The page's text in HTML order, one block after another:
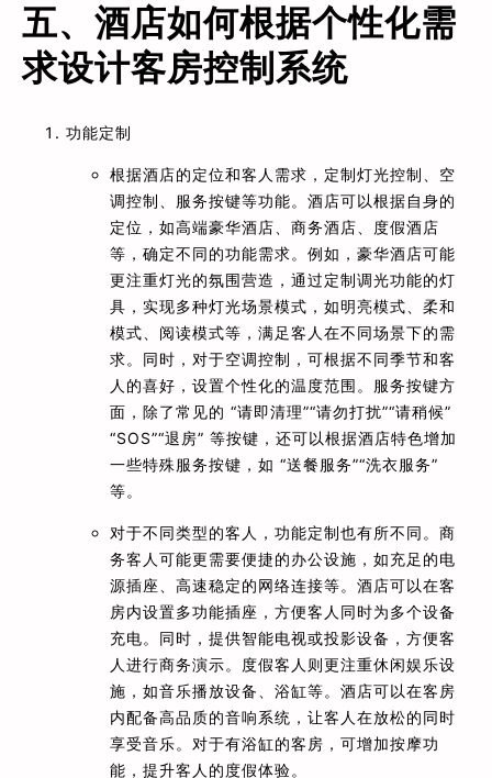
五、酒店如何根据个性化需
求设计客房控制系统
功能定制
根据酒店的定位和客人需求，定制灯光控制、空
调控制、服务按键等功能。酒店可以根据自身的
定位，如高端豪华酒店、商务酒店、度假酒店
等，确定不同的功能需求。例如，豪华酒店可能
更注重灯光的氛围营造，通过定制调光功能的灯
具，实现多种灯光场景模式，如明亮模式、柔和
模式、阅读模式等，满足客人在不同场景下的需
求。同时，对于空调控制，可根据不同季节和客
人的喜好，设置个性化的温度范围。服务按键方
面，除了常见的 “请即清理”“请勿打扰”“请稍候”
“SOS”“退房” 等按键，还可以根据酒店特色增加
一些特殊服务按键，如 “送餐服务”“洗衣服务”
等。
对于不同类型的客人，功能定制也有所不同。商
务客人可能更需要便捷的办公设施，如充足的电
源插座、高速稳定的网络连接等。酒店可以在客
房内设置多功能插座，方便客人同时为多个设备
充电。同时，提供智能电视或投影设备，方便客
人进行商务演示。度假客人则更注重休闲娱乐设
施，如音乐播放设备、浴缸等。酒店可以在客房
内配备高品质的音响系统，让客人在放松的同时
享受音乐。对于有浴缸的客房，可增加按摩功
能，提升客人的度假体验。